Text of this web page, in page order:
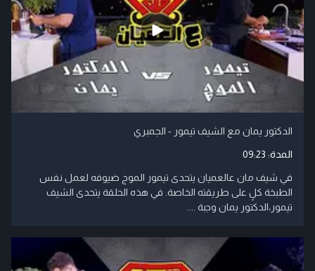
الدكتور يمان مع الشيف تيمور - الجمبري
المدة: 09:23
في شيف مان عالعميان يتحدى تيمور الموج ضيوفه لعمل نفس
الطبخة كلٍ على طريقته الخاصة. في هذه الحلقة يتحدى الشيف
تيمور،الدكتور يمان وجبة ....